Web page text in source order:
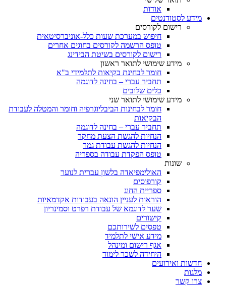
אודות
מידע לסטודנטים
רישום לקורסים
חיפוש במערכת שעות כלל-אוניברסיטאית
טופס הרשמה לקורסים בחוגים אחרים
רישום לקורסים בשיטת הבידינג
מידע שימושי לתואר ראשון
חומר לבחינת בקיאות לתלמידי ב"א
תחביר עברי – בחינה לדוגמה
כלים שלובים
מידע שימושי לתואר שני
חומר לבחינות הביבליוגרפיה וחומר והמטלה לעבודת
הבקיאות
תחביר עברי – בחינה לדוגמה
הנחיות להגשת הצעת מחקר
הנחיות להגשת עבודת גמר
טופס הפקדת עבודה בספריה
שונות
האולימפיאדה בלשון עברית לנוער
קורפוסים
ספריית החוג
הוראות לעניין הונאה בעבודות אקדמאיות
שער לדוגמא של עבודת רפרט וסמינריון
קישורים
טפסים לשירותכם
מידע אישי לתלמיד
אגף רישום ומינהל
היחידה לשכר לימוד
חדשות ואירועים
מלגות
צרו קשר